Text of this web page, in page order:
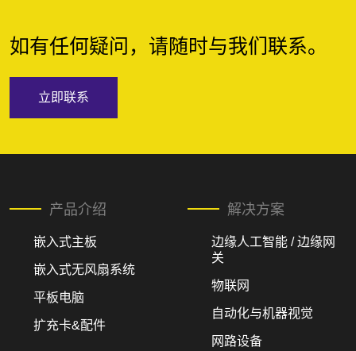
如有任何疑问，请随时与我们联系。
立即联系
产品介绍
嵌入式主板
嵌入式无风扇系统
平板电脑
扩充卡&配件
解决方案
边缘人工智能 / 边缘网
关
物联网
自动化与机器视觉
网路设备